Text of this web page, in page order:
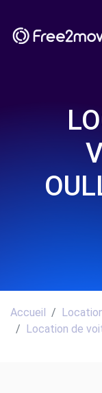
Accueil
Location de